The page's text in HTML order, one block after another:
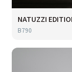
NATUZZI
B790